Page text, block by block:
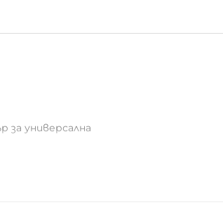
за универсална